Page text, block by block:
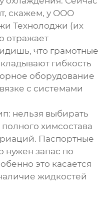
скажем, у ООО
Технолоджи (их
отражает
что грамотные
гибкость
оборудование
с системами
нельзя выбирать
полного химсостава
Паспортные
нужен запас по
это касается
жидкостей